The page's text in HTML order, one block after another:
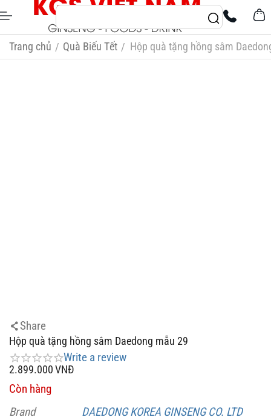
Trang chủ / Quà Biếu Tết / Hộp quà tặng hồng sâm
Share
Hộp quà tặng hồng sâm Daedong mẫu 29
Write a review
2.899.000VNĐ
Còn hàng
Brand
DAEDONG KOREA GINSENG CO. LTD